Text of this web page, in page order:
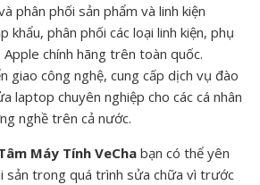
phân phối sản phẩm và linh kiện
khẩu, phân phối các loại linh kiện, phụ
chính hãng trên toàn quốc.
giao công nghệ, cung cấp dịch vụ đào
laptop chuyên nghiệp cho các cá nhân
nghề trên cả nước.
Máy Tính VeChabạn có thể yên
sản trong quá trình sửa chữa vì trước